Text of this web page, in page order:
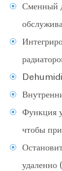
Сменный
Функция
чтобы
удаленно